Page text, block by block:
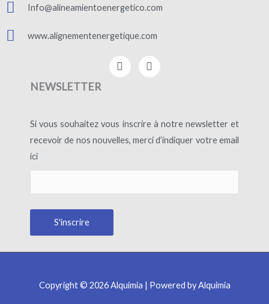
Info@alineamientoenergetico.com
www.alignementenergetique.com
F
a
o
k
-
I
n
r
a
m
NEWSLETTER
Si vous souhaitez vous inscrire à notre newsletter et
recevoir de nos nouvelles, merci d’indiquer votre email
ici
Copyright © 2026 Alquimia | Powered by Alquimia